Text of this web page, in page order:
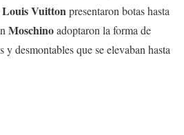
Louis Vuittonpresentaron botas hasta
Moschinoadoptaron la forma de
desmontables que se elevaban hasta